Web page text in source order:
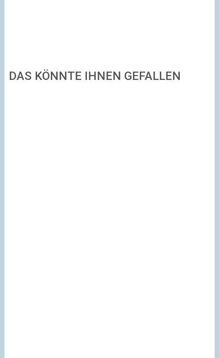
DAS KÖNNTE IHNEN GEFALLEN